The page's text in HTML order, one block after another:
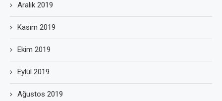
Aralık 2019
Kasım 2019
Ekim 2019
Eylül 2019
Ağustos 2019